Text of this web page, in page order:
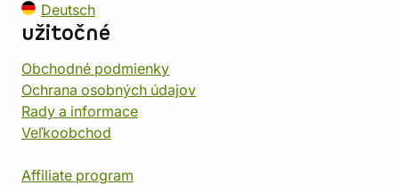
Deutsch
užitočné
Obchodné podmienky
Ochrana osobných údajov
Rady a informace
Veľkoobchod
Affiliate program